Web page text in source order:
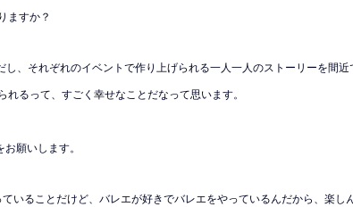
ますか？
し、それぞれのイベントで作り上げられる一人一人のストーリーを間
るって、すごく幸せなことだなって思います。
願いします。
いることだけど、バレエが好きでバレエをやっているんだから、楽し